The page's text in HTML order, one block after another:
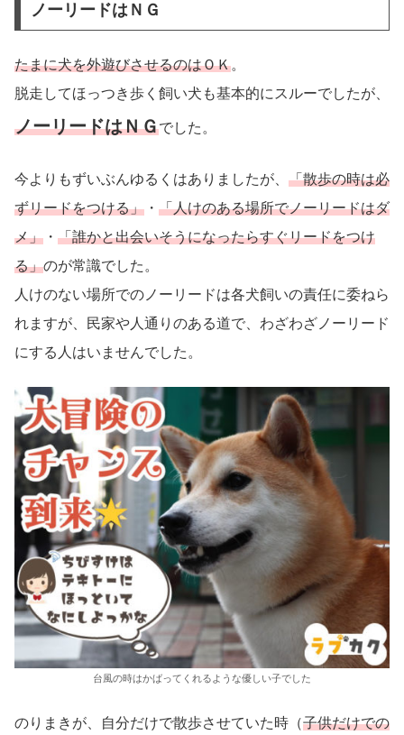
ノーリードはＮＧ
たまに犬を外遊びさせるのはＯＫ。
脱走してほっつき歩く飼い犬も基本的にスルーでしたが、
ノーリードはＮＧでした。
今よりもずいぶんゆるくはありましたが、 「散歩の時は必
ずリードをつける」 ・ 「人けのある場所でノーリードはダ
メ」 ・ 「誰かと出会いそうになったらすぐリードをつけ
る」のが常識でした。
人けのない場所でのノーリードは各犬飼いの責任に委ねら
れますが、民家や人通りのある道で、わざわざノーリード
にする人はいませんでした。
台風の時はかばってくれるような優しい子でした
のりまきが、自分だけで散歩させていた時（子供だけでの